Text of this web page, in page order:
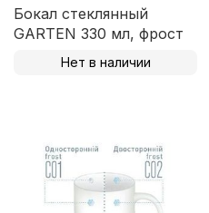
Бокал стеклянный
GARTEN 330 мл, фрост
Нет в наличии